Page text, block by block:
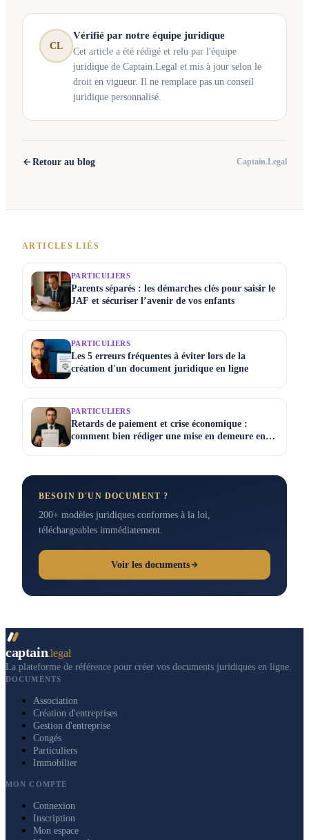
CL
Vérifié par notre équipe juridique
Cet article a été rédigé et relu par l'équipe
juridique de Captain.Legal et mis à jour selon le
droit en vigueur. Il ne remplace pas un conseil
juridique personnalisé.
Retour au blog Captain.Legal
ARTICLES LIÉS
PARTICULIERS
Parents séparés : les démarches clés pour saisir le
JAF et sécuriser l’avenir de vos enfants
PARTICULIERS
Les 5 erreurs fréquentes à éviter lors de la
création d'un document juridique en ligne
PARTICULIERS
Retards de paiement et crise économique :
comment bien rédiger une mise en demeure en
BESOIN D'UN DOCUMENT ?
200+ modèles juridiques conformes à la loi,
téléchargeables immédiatement.
Voir les documents
captain.legal
La plateforme de référence pour créer vos documents juridiques en ligne.
DOCUMENTS
Association
Création d'entreprises
Gestion d'entreprise
Congés
Particuliers
Immobilier
MON COMPTE
Connexion
Inscription
Mon espace